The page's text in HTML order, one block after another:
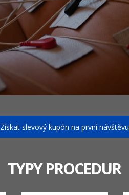
Získat slevový kupón na první návštěvu
TYPY PROCEDUR